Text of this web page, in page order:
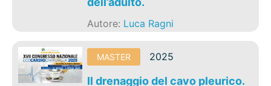
Autore: Luca Ragni
MASTER 2025
Il drenaggio del cavo pleurico.